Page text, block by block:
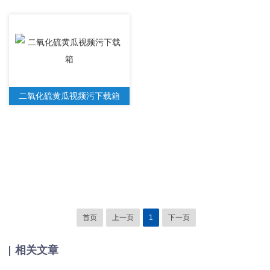
二氧化硫黄瓜视频污下载箱
首页 上一页 1 下一页
相关文章